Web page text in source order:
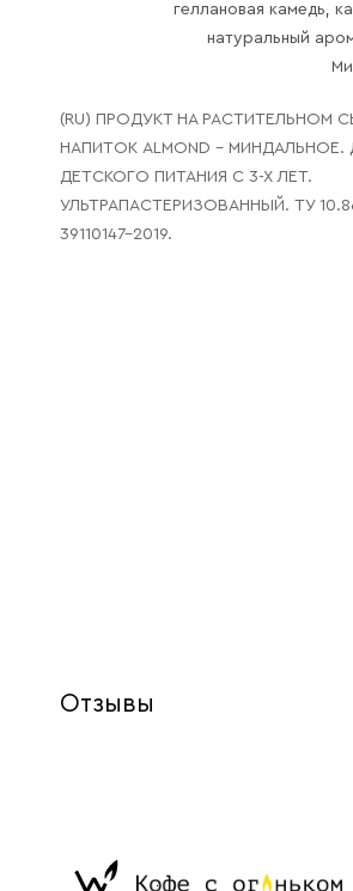
геллановая камедь,
натуральный
(RU) ПРОДУКТ НА РАСТИТЕЛЬНОМ
НАПИТОК ALMOND - МИНДАЛЬНОЕ.
ДЕТСКОГО ПИТАНИЯ С 3-Х ЛЕТ.
УЛЬТРАПАСТЕРИЗОВАННЫЙ. ТУ
39110147-2019.
Отзывы